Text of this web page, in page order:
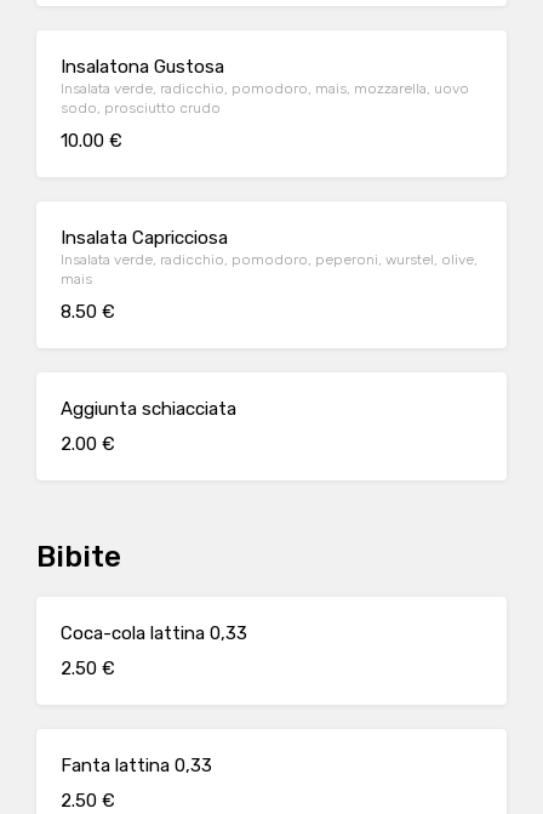
Insalatona Gustosa
Insalata verde, radicchio, pomodoro, mais, mozzarella, uovo
sodo, prosciutto crudo
10.00 €
Insalata Capricciosa
Insalata verde, radicchio, pomodoro, peperoni, wurstel, olive,
mais
8.50 €
Aggiunta schiacciata
2.00 €
Bibite
Coca-cola lattina 0,33
2.50 €
Fanta lattina 0,33
2.50 €